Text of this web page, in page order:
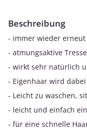
Beschreibung
- immer wieder
- atmungsaktive
- wirkt sehr natürlich
- Eigenhaar wird
- Leicht zu waschen,
- leicht und einfach
- für eine schnelle